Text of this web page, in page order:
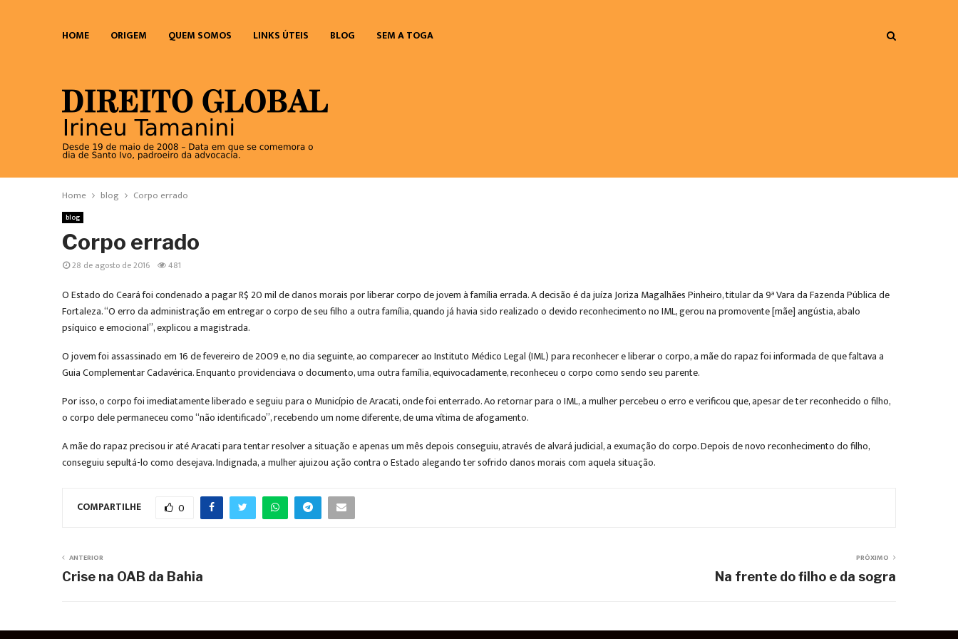
HOME ORIGEM QUEM SOMOS LINKS ÚTEIS BLOG SEM A TOGA
Home blog Corpo errado
blog
Corpo errado
28 de agosto de 2016 481
O Estado do Ceará foi condenado a pagar R$ 20 mil de danos morais por liberar corpo de jovem à família errada. A decisão é da juíza Joriza Magalhães Pinheiro, titular da 9ª Vara da Fazenda Pública de
Fortaleza. “O erro da administração em entregar o corpo de seu filho a outra família, quando já havia sido realizado o devido reconhecimento no IML, gerou na promovente [mãe] angústia, abalo
psíquico e emocional”, explicou a magistrada.
O jovem foi assassinado em 16 de fevereiro de 2009 e, no dia seguinte, ao comparecer ao Instituto Médico Legal (IML) para reconhecer e liberar o corpo, a mãe do rapaz foi informada de que faltava a
Guia Complementar Cadavérica. Enquanto providenciava o documento, uma outra família, equivocadamente, reconheceu o corpo como sendo seu parente.
Por isso, o corpo foi imediatamente liberado e seguiu para o Município de Aracati, onde foi enterrado. Ao retornar para o IML, a mulher percebeu o erro e verificou que, apesar de ter reconhecido o filho,
o corpo dele permaneceu como “não identificado”, recebendo um nome diferente, de uma vítima de afogamento.
A mãe do rapaz precisou ir até Aracati para tentar resolver a situação e apenas um mês depois conseguiu, através de alvará judicial, a exumação do corpo. Depois de novo reconhecimento do filho,
conseguiu sepultá-lo como desejava. Indignada, a mulher ajuizou ação contra o Estado alegando ter sofrido danos morais com aquela situação.
COMPARTILHE 0
ANTERIOR
Crise na OAB da Bahia
PRÓXIMO
Na frente do filho e da sogra